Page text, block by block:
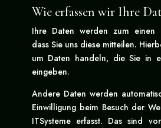
Wie erfassen wir Ihre
Ihre Daten werden zum einen
dass Sie uns diese mitteilen.
um Daten handeln, die Sie in
eingeben.
Andere Daten werden
Einwilligung beim Besuch der
ITSysteme erfasst. Das sind